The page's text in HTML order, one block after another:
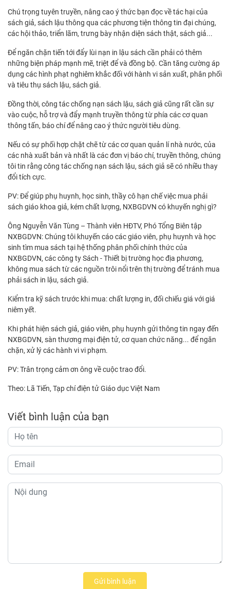
Chú trọng tuyên truyền, nâng cao ý thức bạn đọc về tác hại của
sách giả, sách lậu thông qua các phương tiện thông tin đại chúng,
các hội thảo, triển lãm, trưng bày nhận diện sách thật, sách giả...
Để ngăn chặn tiến tới đẩy lùi nạn in lậu sách cần phải có thêm
những biện pháp mạnh mẽ, triệt để và đồng bộ. Cần tăng cường áp
dụng các hình phạt nghiêm khắc đối với hành vi sản xuất, phân phối
và tiêu thụ sách lậu, sách giả.
Đồng thời, công tác chống nạn sách lậu, sách giả cũng rất cần sự
vào cuộc, hỗ trợ và đẩy mạnh truyền thông từ phía các cơ quan
thông tấn, báo chí để nâng cao ý thức người tiêu dùng.
Nếu có sự phối hợp chặt chẽ từ các cơ quan quản lí nhà nước, của
các nhà xuất bản và nhất là các đơn vị báo chí, truyền thông, chúng
tôi tin rằng công tác chống nạn sách lậu, sách giả sẽ có nhiều thay
đổi tích cực.
PV: Để giúp phụ huynh, học sinh, thầy cô hạn chế việc mua phải
sách giáo khoa giả, kém chất lượng, NXBGDVN có khuyến nghị gì?
Ông Nguyễn Văn Tùng – Thành viên HĐTV, Phó Tổng Biên tập
NXBGDVN: Chúng tôi khuyến cáo các giáo viên, phụ huynh và học
sinh tìm mua sách tại hệ thống phân phối chính thức của
NXBGDVN, các công ty Sách - Thiết bị trường học địa phương,
không mua sách từ các nguồn trôi nổi trên thị trường để tránh mua
phải sách in lậu, sách giả.
Kiểm tra kỹ sách trước khi mua: chất lượng in, đối chiếu giá với giá
niêm yết.
Khi phát hiện sách giả, giáo viên, phụ huynh gửi thông tin ngay đến
NXBGDVN, sàn thương mại điện tử, cơ quan chức năng... để ngăn
chặn, xử lý các hành vi vi phạm.
PV: Trân trọng cảm ơn ông về cuộc trao đổi.
Theo: Lã Tiến, Tạp chí điện tử Giáo dục Việt Nam
Viết bình luận của bạn
Gửi bình luận